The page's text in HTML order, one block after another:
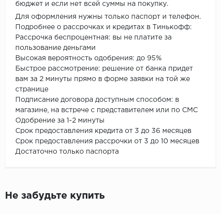
бюджет и если нет всей суммы на покупку.
Для оформления нужны только паспорт и телефон.
Подробнее о рассрочках и кредитах в Тинькофф:
Рассрочка беспроцентная: вы не платите за
пользование деньгами
Высокая вероятность одобрения: до 95%
Быстрое рассмотрение: решение от банка придет
вам за 2 минуты прямо в форме заявки на той же
странице
Подписание договора доступным способом: в
магазине, на встрече с представителем или по СМС
Одобрение за 1-2 минуты
Срок предоставления кредита от 3 до 36 месяцев
Срок предоставления рассрочки от 3 до 10 месяцев
Достаточно только паспорта
Не забудьте купить